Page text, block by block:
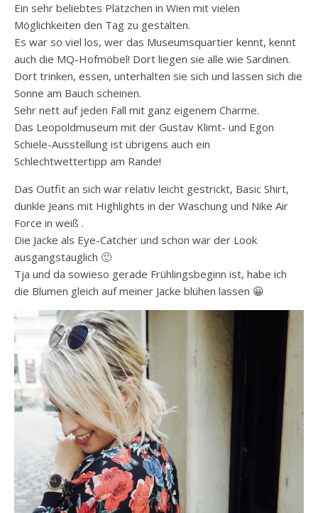
Ein sehr beliebtes Plätzchen in Wien mit vielen
Möglichkeiten den Tag zu gestalten.
Es war so viel los, wer das Museumsquartier kennt, kennt
auch die MQ-Hofmöbel! Dort liegen sie alle wie Sardinen.
Dort trinken, essen, unterhalten sie sich und lassen sich die
Sonne am Bauch scheinen.
Sehr nett auf jeden Fall mit ganz eigenem Charme.
Das Leopoldmuseum mit der Gustav Klimt- und Egon
Schiele-Ausstellung ist übrigens auch ein
Schlechtwettertipp am Rande!
Das Outfit an sich war relativ leicht gestrickt, Basic Shirt,
dunkle Jeans mit Highlights in der Waschung und Nike Air
Force in weiß .
Die Jacke als Eye-Catcher und schon war der Look
ausgangstauglich 🙂
Tja und da sowieso gerade Frühlingsbeginn ist, habe ich
die Blumen gleich auf meiner Jacke blühen lassen 😀